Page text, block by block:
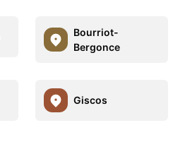
Bourriot-
Bergonce
Giscos